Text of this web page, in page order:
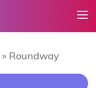
» Roundway